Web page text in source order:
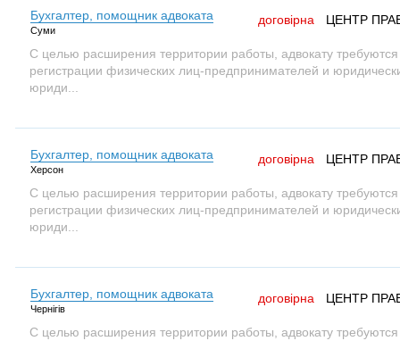
Бухгалтер, помощник адвоката
Суми
договірна ЦЕНТР
С целью расширения территории работы, адвокату
регистрации физических лиц-предпринимателей и
юриди...
Бухгалтер, помощник адвоката
Херсон
договірна ЦЕНТР
С целью расширения территории работы, адвокату
регистрации физических лиц-предпринимателей и
юриди...
Бухгалтер, помощник адвоката
Чернігів
договірна ЦЕНТР
С целью расширения территории работы, адвокату